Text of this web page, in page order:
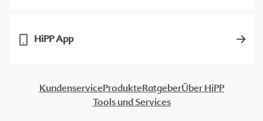
HiPP App
KundenserviceProdukteRatgeberÜber HiPP
Tools und Services